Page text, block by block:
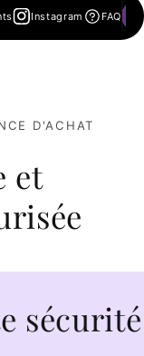
Instagram FAQ
D'ACHAT
et